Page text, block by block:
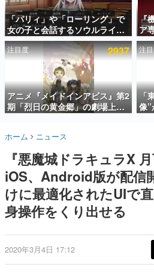
アプリセール情報
インタビュー
連載・特集一覧
殿堂入り記事
SNS拡散数が数千以上！
ど。多くの人々に読まれた
事をまとめました。
名作ゲームクリエイターの
きます。
赫本
この物語を解いてはいけ
の形をした短編ホラー小説
これからのデジタルゲー
の姿を追い、彼らのルー
「パリィ」や「ローリング」で
女の子と会話するソウルライク
恋愛ゲーム『小早川さんはソウ
ルライク』無料公開。返事に失
敗すると「YOU DIED」
『
ア
散
本
ー
注目度 2937
アニメ『メイドインアビス』第2
期「烈日の黄金郷」の劇場上映
が決定！レグ役・伊瀬茉莉也さ
注
「
像
映
ホーム ニュース
『悪魔城ドラキュラX
iOS、Android版が配信
けに最適化されたUIで
身操作をくり出せる
2020年3月4日 17:12